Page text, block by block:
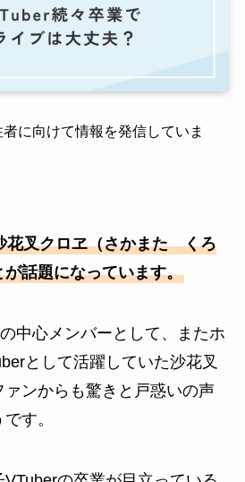
に向けて情報を発信していま
花叉クロヱ（さかまた くろ
話題になっています。
中心メンバーとして、またホ
として活躍していた沙花叉
ァンからも驚きと戸惑いの声
す。